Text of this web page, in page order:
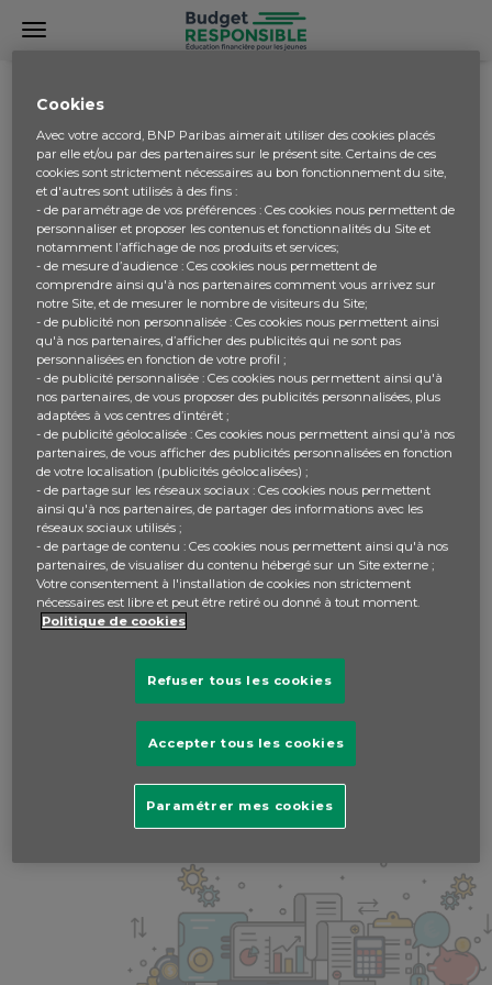
COMMUNAUTÉ
point
Comment peut-on gagner des points???
Bonjour Clem du 34, pour gagner des points tu peux
recommencer des parties de Your Budget Game en
choisissant une nouvelle carrière. Chaque nouvelle partie
te permet de gagner des points et de t'exercer à gérer
des budgets différents. Tu peux aussi avoir des bonus et
des points en jouant 5 jours consécutifs, en changeant le
look de ton Avatar, en répondant au Mot de la semaine.
L’Équipe Budget Responsible
Écrit par admin - il y a 7 ans
veuillez vousconnecter
Cookies
Avec votre accord, BNP Paribas aimerait utiliser des cookies placés
par elle et/ou par des partenaires sur le présent site. Certains de ces
cookies sont strictement nécessaires au bon fonctionnement du site,
et d'autres sont utilisés à des fins :
- de paramétrage de vos préférences : Ces cookies nous permettent de
personnaliser et proposer les contenus et fonctionnalités du Site et
notamment l’affichage de nos produits et services;
- de mesure d’audience : Ces cookies nous permettent de
comprendre ainsi qu'à nos partenaires comment vous arrivez sur
notre Site, et de mesurer le nombre de visiteurs du Site;
- de publicité non personnalisée : Ces cookies nous permettent ainsi
qu'à nos partenaires, d’afficher des publicités qui ne sont pas
personnalisées en fonction de votre profil ;
- de publicité personnalisée : Ces cookies nous permettent ainsi qu'à
nos partenaires, de vous proposer des publicités personnalisées, plus
adaptées à vos centres d’intérêt ;
- de publicité géolocalisée : Ces cookies nous permettent ainsi qu'à nos
partenaires, de vous afficher des publicités personnalisées en fonction
de votre localisation (publicités géolocalisées) ;
- de partage sur les réseaux sociaux : Ces cookies nous permettent
ainsi qu'à nos partenaires, de partager des informations avec les
réseaux sociaux utilisés ;
- de partage de contenu : Ces cookies nous permettent ainsi qu'à nos
partenaires, de visualiser du contenu hébergé sur un Site externe ;
Votre consentement à l'installation de cookies non strictement
nécessaires est libre et peut être retiré ou donné à tout moment.
Politique de cookies
Refuser tous les cookies
Accepter tous les cookies
Paramétrer mes cookies